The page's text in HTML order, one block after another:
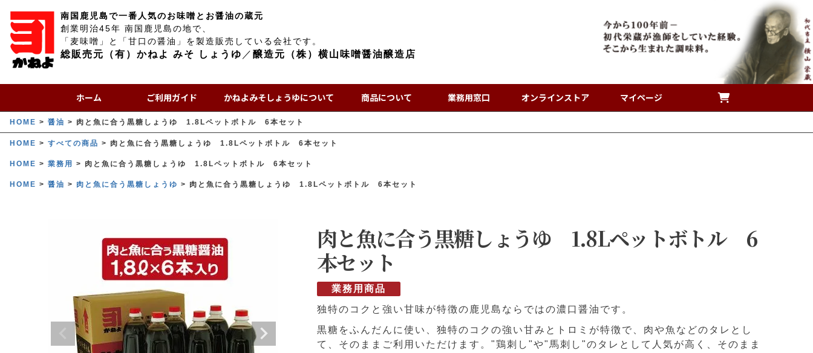
南国鹿児島で一番人気のお味噌とお醤油の蔵元
創業明治45年 南国鹿児島の地で、
「麦味噌」と「甘口の醤油」を製造販売している会社です。
総販売元（有）かねよ みそ しょうゆ ／ 醸造元（株）横山味噌醤油醸造店
ホーム ご利用ガイド かねよみそしょうゆについて 商品について 業務用窓口 オンラインストア マイページ
HOME 醤油 肉と魚に合う黒糖しょうゆ 1.8Lペットボトル 6本セット
HOME すべての商品 肉と魚に合う黒糖しょうゆ 1.8Lペットボトル 6本セット
HOME 業務用 肉と魚に合う黒糖しょうゆ 1.8Lペットボトル 6本セット
HOME 醤油 肉と魚に合う黒糖しょうゆ 肉と魚に合う黒糖しょうゆ 1.8Lペットボトル 6本セット
肉と魚に合う黒糖しょうゆ 1.8Lペットボトル 6
本セット
業務用商品
独特のコクと強い甘味が特徴の鹿児島ならではの濃口醤油です。
黒糖をふんだんに使い、独特のコクの強い甘みとトロミが特徴で、肉や魚などのタレとし
て、そのままご利用いただけます。"鶏刺し"や"馬刺し"のタレとして人気が高く、そのまま